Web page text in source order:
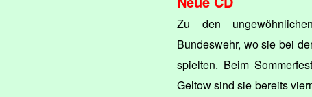
Zu den
Bundeswehr, wo sie bei
spielten. Beim
Geltow sind sie bereits